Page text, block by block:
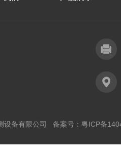
设备有限公司 备案号： 粤ICP备